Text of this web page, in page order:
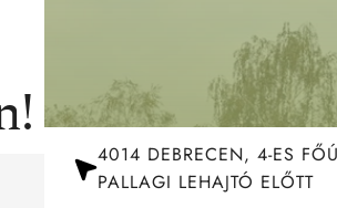
4014 DEBRECEN, 4-ES
PALLAGI LEHAJTÓ ELŐTT